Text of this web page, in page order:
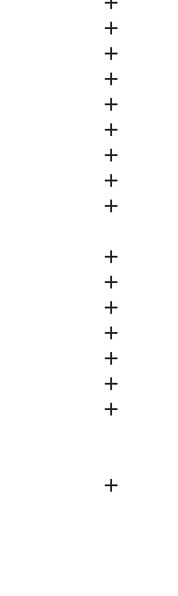















